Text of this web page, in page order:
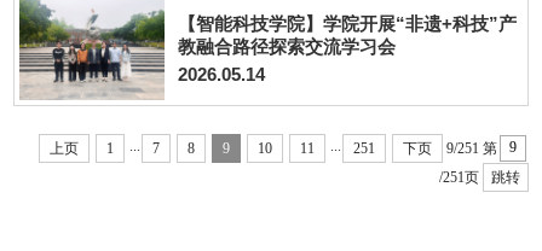
【智能科技学院】学院开展“非遗+科技”产
教融合路径探索交流学习会
2026.05.14
上页 1 ... 7 8 9 10 11 ... 251 下页 9/251 第
/251页
跳转